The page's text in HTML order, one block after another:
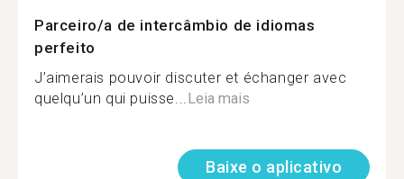
Parceiro/a de intercâmbio de idiomas
perfeito
J’aimerais pouvoir discuter et échanger avec
quelqu’un qui puisse... Leia mais
Baixe o aplicativo